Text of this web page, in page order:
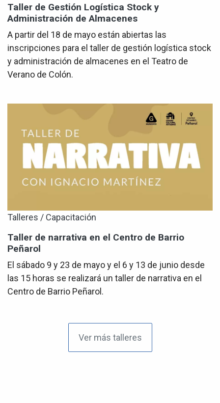
Taller de Gestión Logística Stock y
Administración de Almacenes
A partir del 18 de mayo están abiertas las
inscripciones para el taller de gestión logística stock
y administración de almacenes en el Teatro de
Verano de Colón.
Talleres / Capacitación
Taller de narrativa en el Centro de Barrio
Peñarol
El sábado 9 y 23 de mayo y el 6 y 13 de junio desde
las 15 horas se realizará un taller de narrativa en el
Centro de Barrio Peñarol.
Ver más talleres